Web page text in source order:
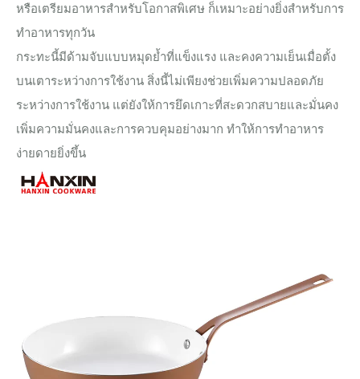
หรือเตรียมอาหารสำหรับโอกาสพิเศษ ก็เหมาะอย่างยิ่งสำหรับการ
ทำอาหารทุกวัน
กระทะนี้มีด้ามจับแบบหมุดย้ำที่แข็งแรง และคงความเย็นเมื่อตั้ง
บนเตาระหว่างการใช้งาน สิ่งนี้ไม่เพียงช่วยเพิ่มความปลอดภัย
ระหว่างการใช้งาน แต่ยังให้การยึดเกาะที่สะดวกสบายและมั่นคง
เพิ่มความมั่นคงและการควบคุมอย่างมาก ทำให้การทำอาหาร
ง่ายดายยิ่งขึ้น